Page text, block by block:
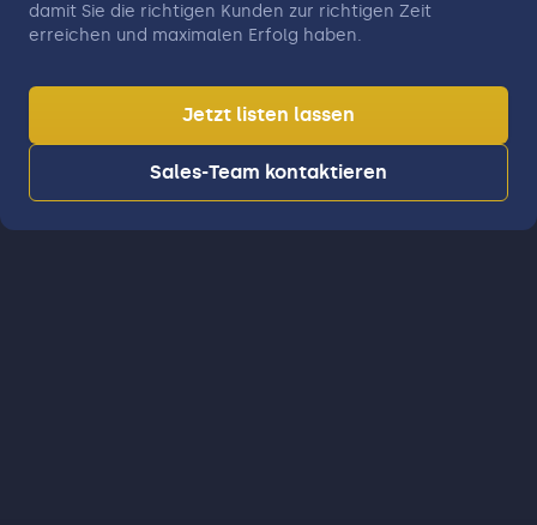
damit Sie die richtigen Kunden zur richtigen Zeit
erreichen und maximalen Erfolg haben.
Jetzt listen lassen
Sales-Team kontaktieren